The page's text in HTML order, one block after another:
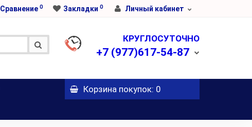
Сравнение 0 Закладки 0 Личный кабинет
КРУГЛОСУТОЧНО
+7 (977)617-54-87
Корзинапокупок: 0